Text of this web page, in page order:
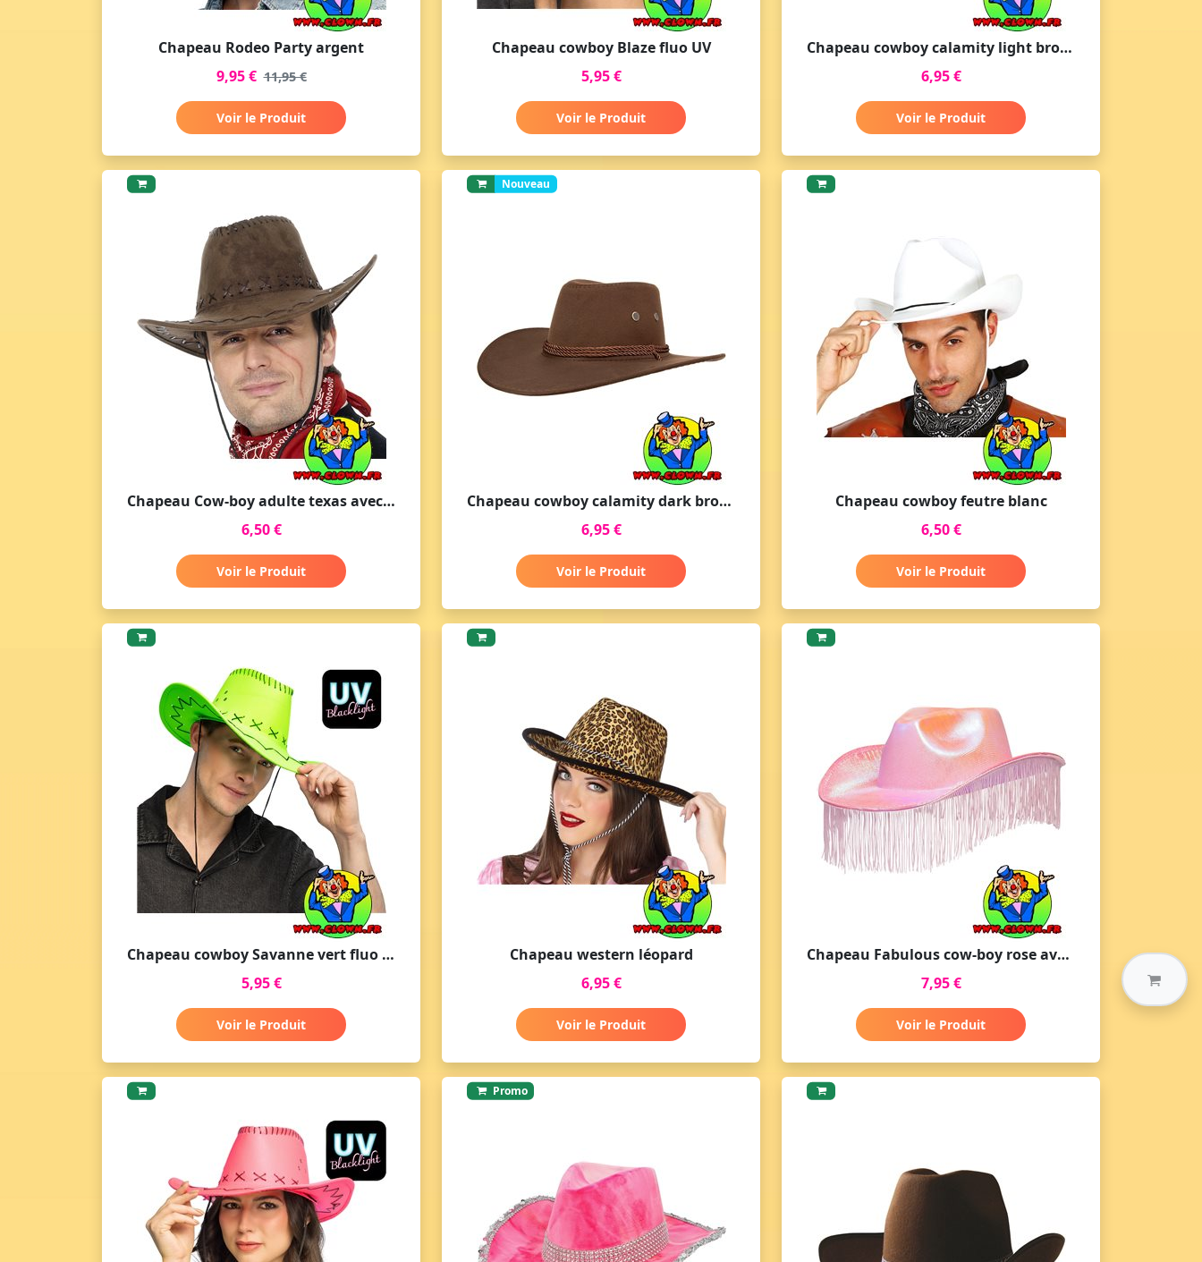
Chapeau Rodeo Party argent
9,95 € 11,95 €
Voir le Produit
Chapeau cowboy Blaze fluo UV
5,95 €
Voir le Produit
Chapeau cowboy calamity light brown indiana jones
6,95 €
Voir le Produit
Chapeau Cow-boy adulte texas avec coutures marron foncé
6,50 €
Voir le Produit
Nouveau
Chapeau cowboy calamity dark brown indiana jones
6,95 €
Voir le Produit
Chapeau cowboy feutre blanc
6,50 €
Voir le Produit
Chapeau cowboy Savanne vert fluo UV
5,95 €
Voir le Produit
Chapeau western léopard
6,95 €
Voir le Produit
Chapeau Fabulous cow-boy rose avec frange
7,95 €
Voir le Produit
Promo